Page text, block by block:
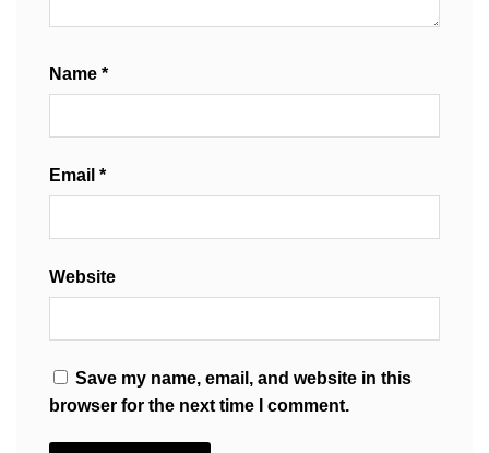
Name *
Email *
Website
Save my name, email, and website in this
browser for the next time I comment.